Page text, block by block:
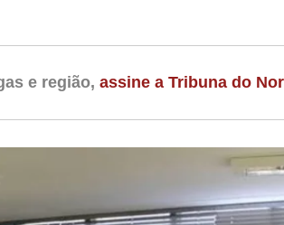
e região, assine a Tribuna do